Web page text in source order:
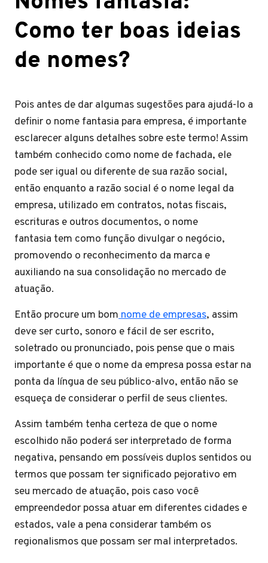
Como ter boas ideias
de nomes?
Pois antes de dar algumas sugestões para ajudá-lo a
definir o nome fantasia para empresa, é importante
esclarecer alguns detalhes sobre este termo! Assim
também conhecido como nome de fachada, ele
pode ser igual ou diferente de sua razão social,
então enquanto a razão social é o nome legal da
empresa, utilizado em contratos, notas fiscais,
escrituras e outros documentos, o nome
fantasia tem como função divulgar o negócio,
promovendo o reconhecimento da marca e
auxiliando na sua consolidação no mercado de
atuação.
Então procure um bomnome de empresas, assim
deve ser curto, sonoro e fácil de ser escrito,
soletrado ou pronunciado, pois pense que o mais
importante é que o nome da empresa possa estar na
ponta da língua de seu público-alvo, então não se
esqueça de considerar o perfil de seus clientes.
Assim também tenha certeza de que o nome
escolhido não poderá ser interpretado de forma
negativa, pensando em possíveis duplos sentidos ou
termos que possam ter significado pejorativo em
seu mercado de atuação, pois caso você
empreendedor possa atuar em diferentes cidades e
estados, vale a pena considerar também os
regionalismos que possam ser mal interpretados.